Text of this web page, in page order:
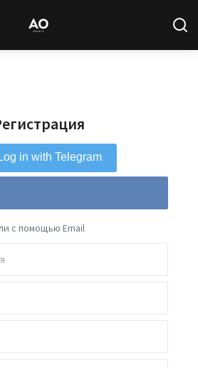
с помощью Email